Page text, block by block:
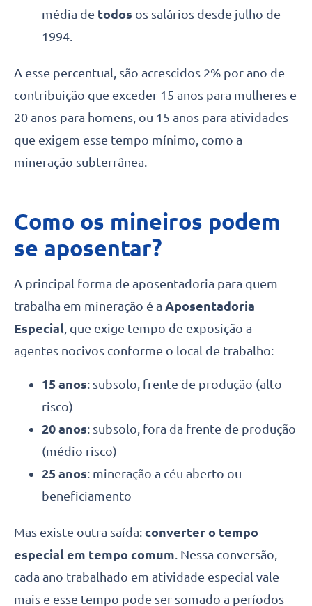
média de todos os salários desde julho de
1994.
A esse percentual, são acrescidos 2% por ano de
contribuição que exceder 15 anos para mulheres e
20 anos para homens, ou 15 anos para atividades
que exigem esse tempo mínimo, como a
mineração subterrânea.
Como os mineiros podem
se aposentar?
A principal forma de aposentadoria para quem
trabalha em mineração é a Aposentadoria
Especial, que exige tempo de exposição a
agentes nocivos conforme o local de trabalho:
15 anos: subsolo, frente de produção (alto
risco)
20 anos: subsolo, fora da frente de produção
(médio risco)
25 anos: mineração a céu aberto ou
beneficiamento
Mas existe outra saída: converter o tempo
especial em tempo comum. Nessa conversão,
cada ano trabalhado em atividade especial vale
mais e esse tempo pode ser somado a períodos